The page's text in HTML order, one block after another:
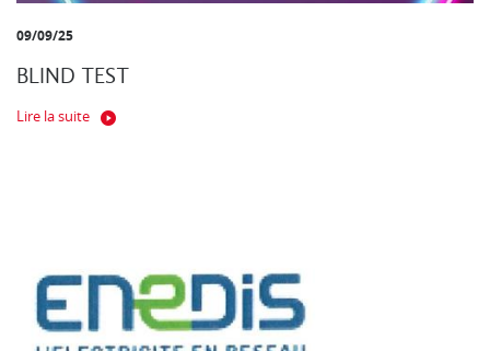
09/09/25
BLIND TEST
Lire la suite